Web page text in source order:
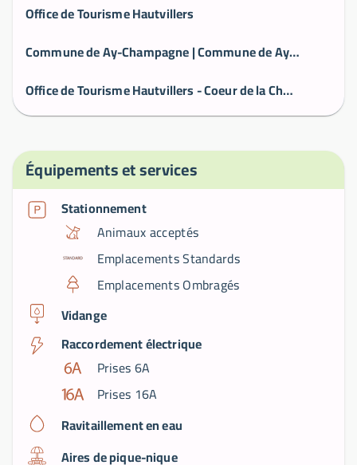
Office de Tourisme Hautvillers
Commune de Ay-Champagne | Commune de Ay-Champagne
Office de Tourisme Hautvillers - Coeur de la Champagne
Équipements et services
Stationnement
Animaux acceptés
Emplacements Standards
Emplacements Ombragés
Vidange
Raccordement électrique
Prises 6A
Prises 16A
Ravitaillement en eau
Aires de pique-nique